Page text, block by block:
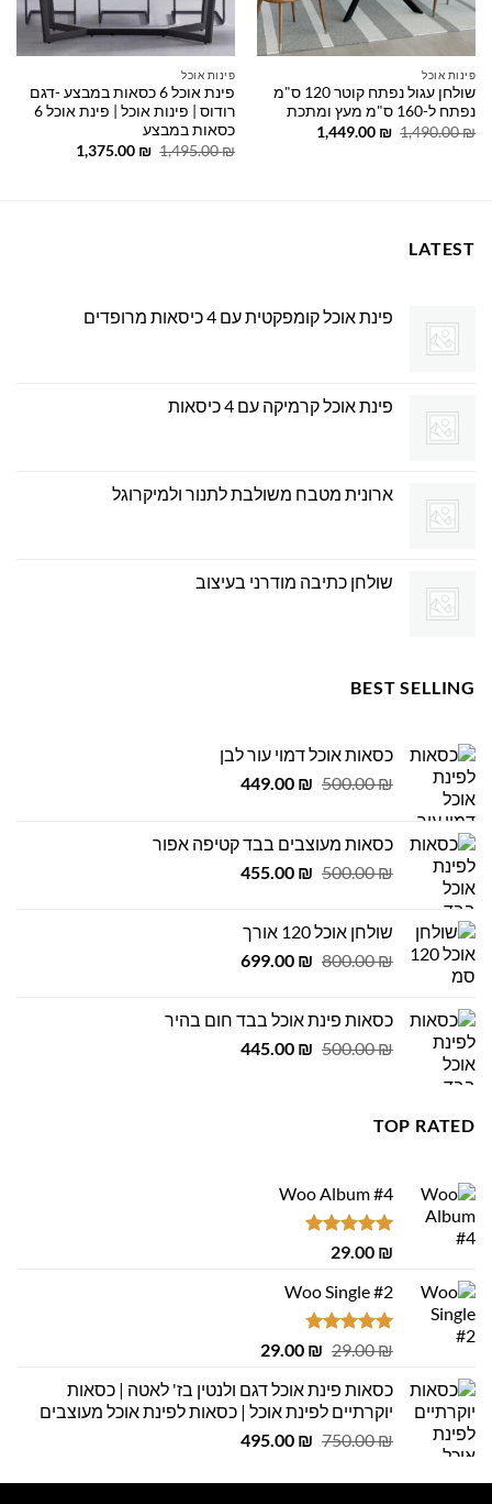
פינות אוכל
שולחן עגול נפתח קוטר 120 ס"מ
נפתח ל-160 ס"מ מעץ ומתכת
1,490.00₪
המחיר
1,449.00 ₪
המחיר
פינות אוכל
פינת אוכל 6 כסאות במבצע -דגם
רודוס | פינות אוכל | פינת אוכל 6
כסאות במבצע
1,495.00₪
המחיר
1,375.00 ₪
המחיר
LATEST
פינת אוכל קומפקטית עם 4 כיסאות מרופדים
פינת אוכל קרמיקה עם 4 כיסאות
ארונית מטבח משולבת לתנור ולמיקרוגל
שולחן כתיבה מודרני בעיצוב
BEST SELLING
כסאות אוכל דמוי עור לבן
500.00₪
המחיר
500.00 ₪.
449.00 ₪
המחיר
449.00 ₪.
כסאות מעוצבים בבד קטיפה אפור
500.00₪
המחיר
500.00 ₪.
455.00 ₪
המחיר
שולחן אוכל 120 אורך
800.00₪
המחיר
800.00 ₪.
699.00 ₪
המחיר
699.00 ₪.
כסאות פינת אוכל בבד חום בהיר
500.00₪
המחיר
445.00 ₪
המחיר
TOP RATED
Woo Album #4
דורג5.00
29.00 ₪
Woo Single #2
דורג4.75
29.00₪
המחיר
היה:
29.00 ₪.
29.00 ₪
המחיר
הוא:
29.00 ₪.
כסאות פינת אוכל דגם ולנטין בז' לאטה | כסאות
יוקרתיים לפינת אוכל | כסאות לפינת אוכל מעוצבים
750.00₪
המחיר
היה:
495.00 ₪
המחיר
הוא: